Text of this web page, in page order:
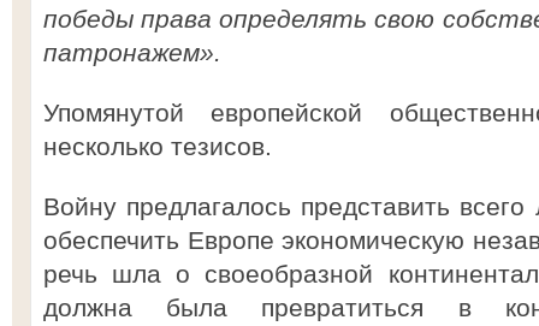
победы права определять свою
патронажем».
Упомянутой европейской
несколько тезисов.
Войну предлагалось представить
обеспечить Европе экономическую
речь шла о своеобразной
должна была превратиться в